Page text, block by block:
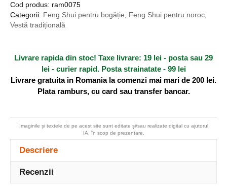
cu
Floarea
Soarelui
-
n
a
i
e
Cod produs: ram0075
Categorii: Feng Shui pentru bogăție Feng Shui pentru noroc
Vestă tradițională
Livrare rapida din stoc! Taxe livrare: 19 lei - posta sau 29
lei - curier rapid. Posta strainatate - 99 lei
Livrare gratuita in Romania la comenzi mai mari de 200 lei.
Plata ramburs, cu card sau transfer bancar.
Imaginile și textele de pe acest site sunt editate și/sau realizate digital cu ajutorul
IA, în scop de prezentare.
Descriere
Recenzii